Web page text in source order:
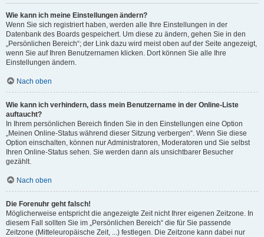
Wie kann ich meine Einstellungen ändern?
Wenn Sie sich registriert haben, werden alle Ihre Einstellungen in der
Datenbank des Boards gespeichert. Um diese zu ändern, gehen Sie in den
„Persönlichen Bereich“; der Link dazu wird meist oben auf der Seite angezeigt,
wenn Sie auf Ihren Benutzernamen klicken. Dort können Sie alle Ihre
Einstellungen ändern.
Nach oben
Wie kann ich verhindern, dass mein Benutzername in der Online-Liste
auftaucht?
In Ihrem persönlichen Bereich finden Sie in den Einstellungen eine Option
„Meinen Online-Status während dieser Sitzung verbergen“. Wenn Sie diese
Option einschalten, können nur Administratoren, Moderatoren und Sie selbst
Ihren Online-Status sehen. Sie werden dann als unsichtbarer Besucher
gezählt.
Nach oben
Die Forenuhr geht falsch!
Möglicherweise entspricht die angezeigte Zeit nicht Ihrer eigenen Zeitzone. In
diesem Fall sollten Sie im „Persönlichen Bereich“ die für Sie passende
Zeitzone (Mitteleuropäische Zeit, ...) festlegen. Die Zeitzone kann dabei nur